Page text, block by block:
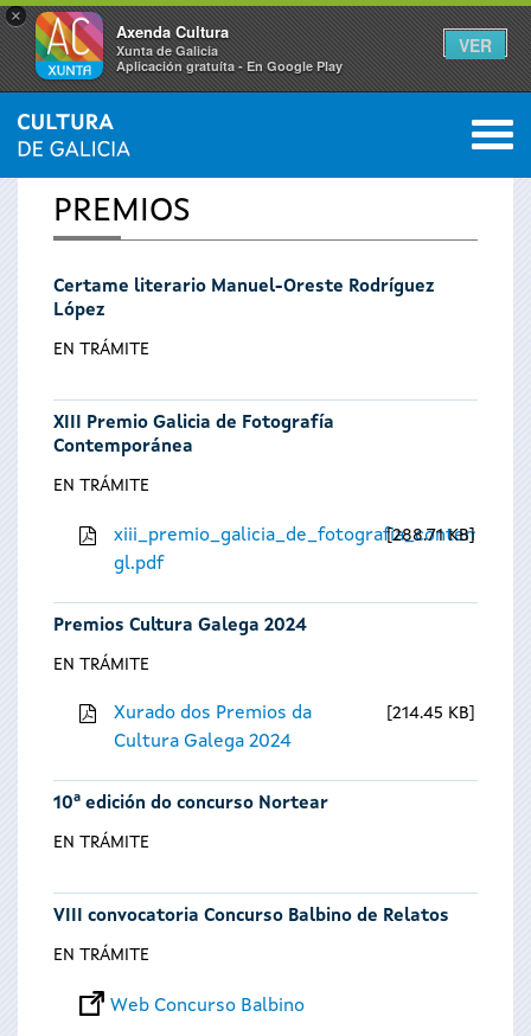
×
Axenda Cultura
Xunta de Galicia
Aplicación gratuíta - En Google Play
VER
Vostede
está
aquí
INICIO 0
PREMIOS
Certame literario Manuel-Oreste Rodríguez
López
EN TRÁMITE
XIII Premio Galicia de Fotografía
Contemporánea
EN TRÁMITE
gl.pdf
288.71 KB
Premios Cultura Galega 2024
EN TRÁMITE
Xurado dos Premios da
Cultura Galega 2024
214.45 KB
10ª edición do concurso Nortear
EN TRÁMITE
VIII convocatoria Concurso Balbino de Relatos
EN TRÁMITE
Web Concurso Balbino